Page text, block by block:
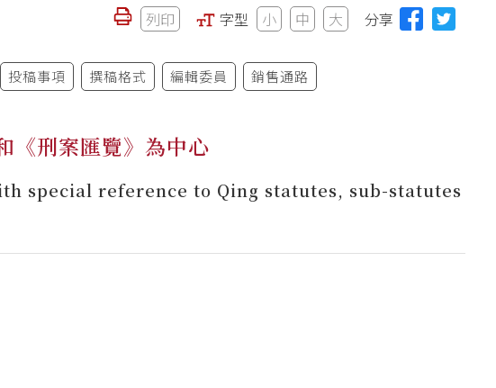
列印 字型 小 中 大 分享
投稿事項 撰稿格式 編輯委員 銷售通路
刑案匯覽》為中心
special reference to Qing statutes, sub-statutes